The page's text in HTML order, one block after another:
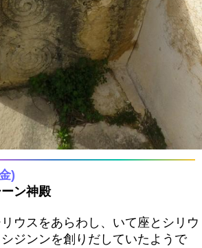
)
ン神殿
ウスをあらわし、いて座とシリウ
ジンンを創りだしていたようで